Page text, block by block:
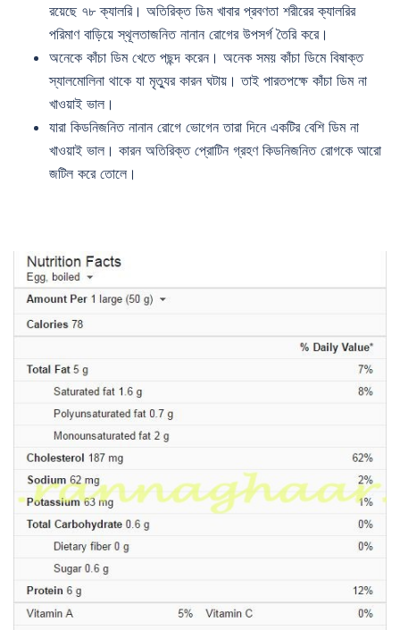
রয়েছে ৭৮ ক্যালরি। অতিরিক্ত ডিম খাবার প্রবণতা শরীরের ক্যালরির
পরিমাণ বাড়িয়ে স্থূলতাজনিত নানান রোগের উপসর্গ তৈরি করে।
অনেকে কাঁচা ডিম খেতে পছন্দ করেন। অনেক সময় কাঁচা ডিমে বিষাক্ত
স্যালমোলিনা থাকে যা মৃত্যুর কারন ঘটায়। তাই পারতপক্ষে কাঁচা ডিম না
খাওয়াই ভাল।
যারা কিডনিজনিত নানান রোগে ভোগেন তারা দিনে একটির বেশি ডিম না
খাওয়াই ভাল। কারন অতিরিক্ত প্রোটিন গ্রহণ কিডনিজনিত রোগকে আরো
জটিল করে তোলে।